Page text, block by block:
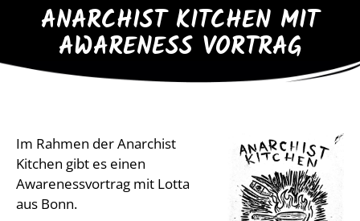
ANARCHIST KITCHEN MIT
AWARENESS VORTRAG
Im Rahmen der Anarchist
Kitchen gibt es einen
Awarenessvortrag mit Lotta
aus Bonn.